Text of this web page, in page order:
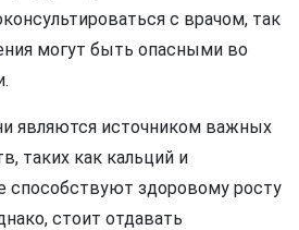
с врачом, так
могут быть опасными во
являются источником важных
таких как кальций и
способствуют здоровому росту
стоит отдавать